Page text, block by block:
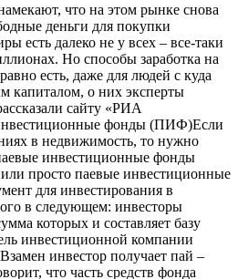
что на этом рынке снова
деньги для покупки
есть далеко не у всех – все-таки
Но способы заработка на
есть, даже для людей с куда
капиталом, о них эксперты
сайту «РИА
фонды (ПИФ)Если
в недвижимость, то нужно
инвестиционные фонды
просто паевые инвестиционные
для инвестирования в
в следующем: инвесторы
которых и составляет базу
инвестиционной компании
инвестор получает пай –
что часть средств фонда